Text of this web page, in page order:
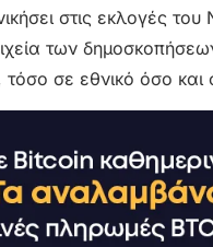
στις εκλογές
των
σε εθνικό όσο και